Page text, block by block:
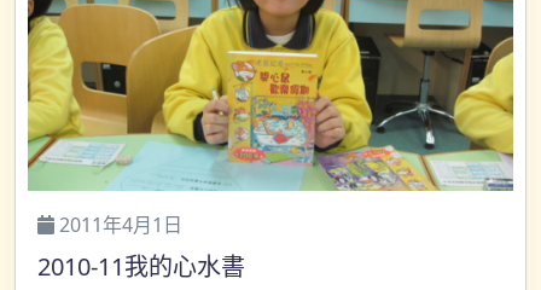
2011年4月1日
2010-11我的心水書